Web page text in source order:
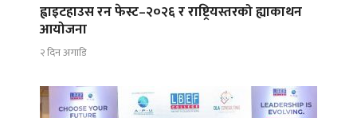
ह्वाइटहाउस रन फेस्ट–२०२६ र राष्ट्रियस्तरको ह्याकाथन
आयोजना
२ दिन अगाडि